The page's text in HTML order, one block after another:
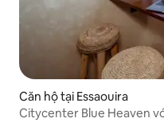
Căn hộ tại Essaouira
Citycenter Blue Heaven